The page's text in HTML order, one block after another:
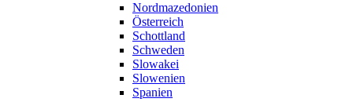
Nordmazedonien
Österreich
Schottland
Schweden
Slowakei
Slowenien
Spanien